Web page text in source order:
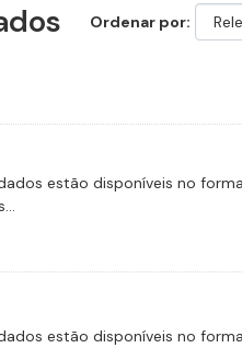
Ordenar por
estão disponíveis no
estão disponíveis no